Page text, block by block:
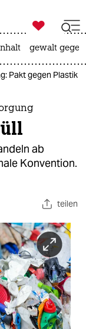

taz zahl ich
gewalt
Pakt gegen
ab
Konvention.
teilen